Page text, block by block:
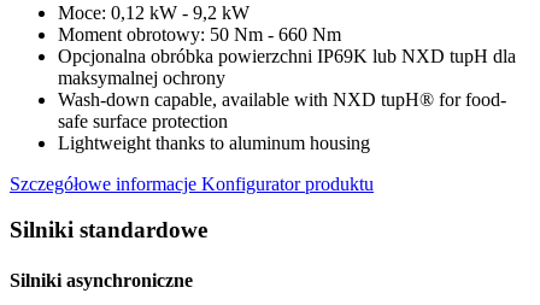
Moce: 0,12 kW - 9,2 kW
Moment obrotowy: 50 Nm - 660 Nm
Opcjonalna obróbka powierzchni IP69K lub NXD tupH dla
maksymalnej ochrony
Wash-down capable, available with NXD tupH® for food-
safe surface protection
Lightweight thanks to aluminum housing
Szczegółowe informacje Konfigurator produktu
Silniki standardowe
Silniki asynchroniczne